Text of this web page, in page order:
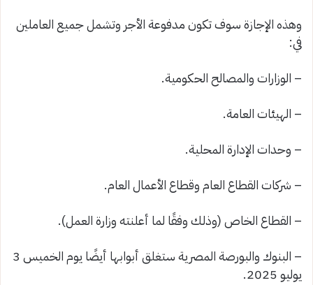
وهذه الإجازة سوف تكون مدفوعة الأجر وتشمل جميع العاملين
في:
– الوزارات والمصالح الحكومية.
– الهيئات العامة.
– وحدات الإدارة المحلية.
– شركات القطاع العام وقطاع الأعمال العام.
– القطاع الخاص (وذلك وفقًا لما أعلنته وزارة العمل).
– البنوك والبورصة المصرية ستغلق أبوابها أيضًا يوم الخميس 3
يوليو 2025.